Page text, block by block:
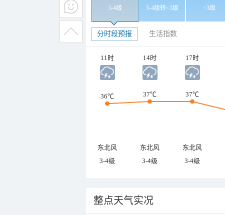
3-4级 3-4级转<3级 <3级
分时段预报 生活指数
11时 14时 17时
36℃ 37℃
37℃
东北风 东北风 东北风
3-4级
3-4级 3-4级
整点天气实况